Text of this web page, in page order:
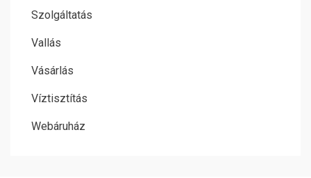
Szolgáltatás
Vallás
Vásárlás
Víztisztítás
Webáruház